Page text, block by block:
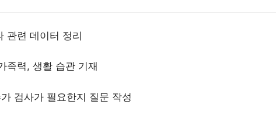
관련 데이터 정리
족력, 생활 습관 기재
검사가 필요한지 질문 작성